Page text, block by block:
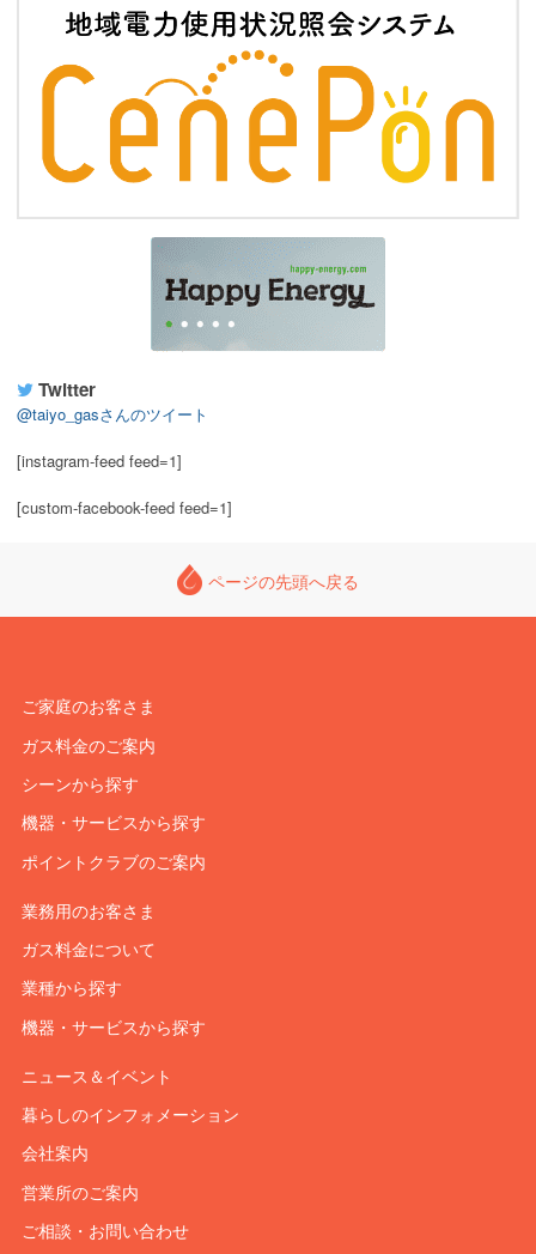
Twitter
@taiyo_gasさんのツイート
[instagram-feed feed=1]
[custom-facebook-feed feed=1]
ページの先頭へ戻る
ご家庭のお客さま
ガス料金のご案内
シーンから探す
機器・サービスから探す
ポイントクラブのご案内
業務用のお客さま
ガス料金について
業種から探す
機器・サービスから探す
ニュース＆イベント
暮らしのインフォメーション
会社案内
営業所のご案内
ご相談・お問い合わせ